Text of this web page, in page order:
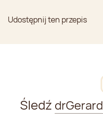
Udostępnij ten przepis
Śledź